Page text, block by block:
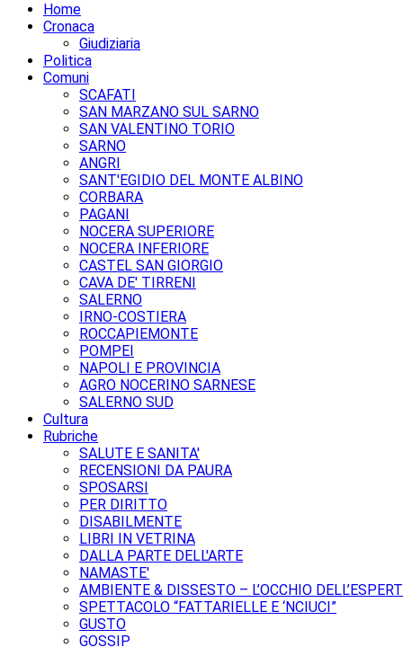
Home
Cronaca
Giudiziaria
Politica
Comuni
SCAFATI
SAN MARZANO SUL SARNO
SAN VALENTINO TORIO
SARNO
ANGRI
SANT'EGIDIO DEL MONTE ALBINO
CORBARA
PAGANI
NOCERA SUPERIORE
NOCERA INFERIORE
CASTEL SAN GIORGIO
CAVA DE' TIRRENI
SALERNO
IRNO-COSTIERA
ROCCAPIEMONTE
POMPEI
NAPOLI E PROVINCIA
AGRO NOCERINO SARNESE
SALERNO SUD
Cultura
Rubriche
SALUTE E SANITA'
RECENSIONI DA PAURA
SPOSARSI
PER DIRITTO
DISABILMENTE
LIBRI IN VETRINA
DALLA PARTE DELL'ARTE
NAMASTE'
AMBIENTE & DISSESTO – L’OCCHIO
SPETTACOLO “FATTARIELLE E ‘NCIUCI”
GUSTO
GOSSIP